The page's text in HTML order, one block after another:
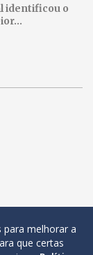
identificou o
para melhorar a
que certas